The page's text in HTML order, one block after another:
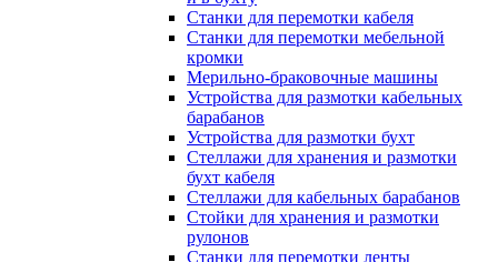
Станки для перемотки кабеля
Станки для перемотки мебельной
кромки
Мерильно-браковочные машины
Устройства для размотки кабельных
барабанов
Устройства для размотки бухт
Стеллажи для хранения и размотки
бухт кабеля
Стеллажи для кабельных барабанов
Стойки для хранения и размотки
рулонов
Станки для перемотки ленты